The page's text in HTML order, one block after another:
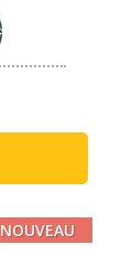
NOUVEAU